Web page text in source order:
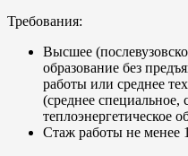
Требования:
Высшее
образование без
работы или среднее
(среднее специальное,
теплоэнергетическое
Стаж работы не менее